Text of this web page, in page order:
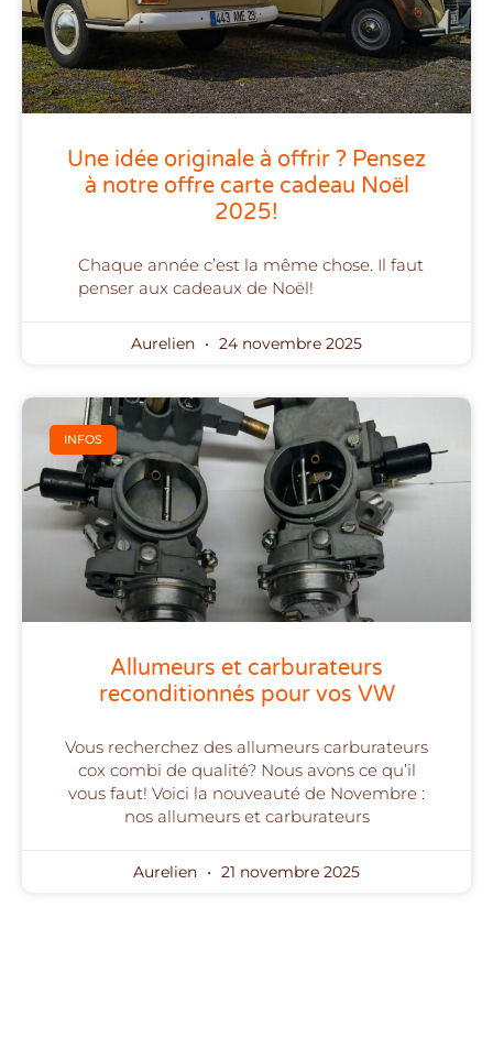
Une idée originale à offrir ? Pensez
à notre offre carte cadeau Noël
2025!
Chaque année c’est la même chose. Il faut
penser aux cadeaux de Noël!
Aurelien 24 novembre 2025
INFOS
Allumeurs et carburateurs
reconditionnés pour vos VW
Vous recherchez des allumeurs carburateurs
cox combi de qualité? Nous avons ce qu’il
vous faut! Voici la nouveauté de Novembre :
nos allumeurs et carburateurs
Aurelien 21 novembre 2025